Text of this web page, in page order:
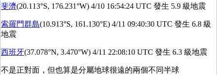
斐濟(20.113°S, 176.231°W) 4/10 16:54:24 UTC 發生 5.9 級地震
索羅門群島(10.913°S, 161.130°E) 4/11 09:40:30 UTC 發生 6.8 級
地震
西班牙(37.078°N, 3.470°W) 4/11 22:08:10 UTC 發生 6.3 級地震
不是正對面，但也算是分屬地球很遠的兩個不同半球